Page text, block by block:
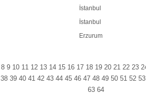
İstanbul
İstanbul
Erzurum
8 9 10 11 12 13 14 15 16 17 18 19 20 21 22 23
38 39 40 41 42 43 44 45 46 47 48 49 50 51 52 53
63 64